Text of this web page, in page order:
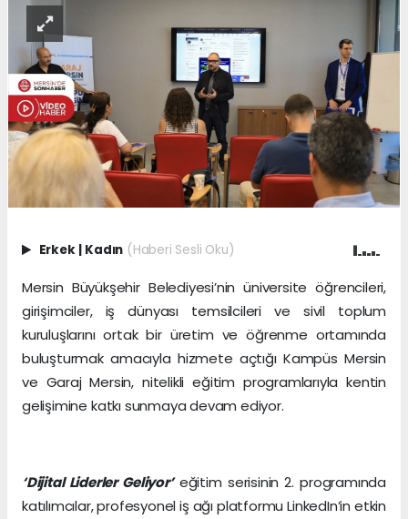
Erkek | Kadın (Haberi Sesli Oku)
Mersin Büyükşehir Belediyesi’nin üniversite öğrencileri,
girişimciler, iş dünyası temsilcileri ve sivil toplum
kuruluşlarını ortak bir üretim ve öğrenme ortamında
buluşturmak amacıyla hizmete açtığı Kampüs Mersin
ve Garaj Mersin, nitelikli eğitim programlarıyla kentin
gelişimine katkı sunmaya devam ediyor.
‘Dijital Liderler Geliyor’eğitim serisinin 2. programında
katılımcılar, profesyonel iş ağı platformu LinkedIn’in etkin